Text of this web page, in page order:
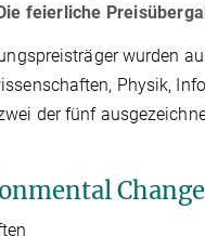
feierliche
wurden
Physik,
der fünf